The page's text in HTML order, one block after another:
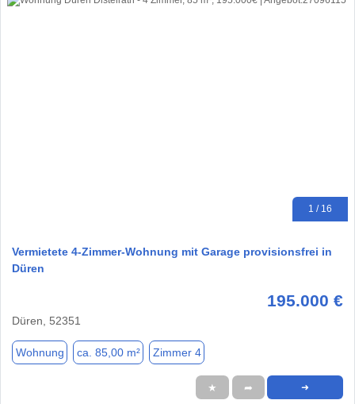
1 / 16
Vermietete 4-Zimmer-Wohnung mit Garage provisionsfrei in
Düren
195.000 €
Düren, 52351
Wohnung ca. 85,00 m² Zimmer 4
★ ➦ ➜